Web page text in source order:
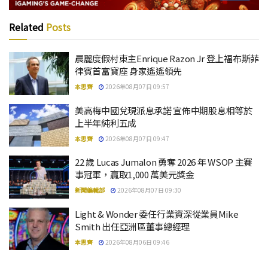
Related Posts
晨麗度假村東主Enrique Razon Jr 登上福布斯菲
律賓首富寶座 身家遙遙領先
本思齊 2026年08月07日 09:57
美高梅中國兌現派息承諾 宣佈中期股息相等於
上半年純利五成
本思齊 2026年08月07日 09:47
22 歲 Lucas Jumalon 勇奪 2026 年 WSOP 主賽
事冠軍，贏取1,000 萬美元獎金
新聞編輯部 2026年08月07日 09:30
Light & Wonder 委任行業資深從業員Mike
Smith 出任亞洲區董事總經理
本思齊 2026年08月06日 09:46